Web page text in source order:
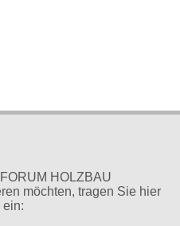
HOLZBAU
möchten, tragen Sie hier
ein: